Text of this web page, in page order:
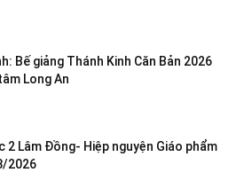
Bế giảng Thánh Kinh Căn Bản 2026
Long An
2 Lâm Đồng- Hiệp nguyện Giáo phẩm
2026